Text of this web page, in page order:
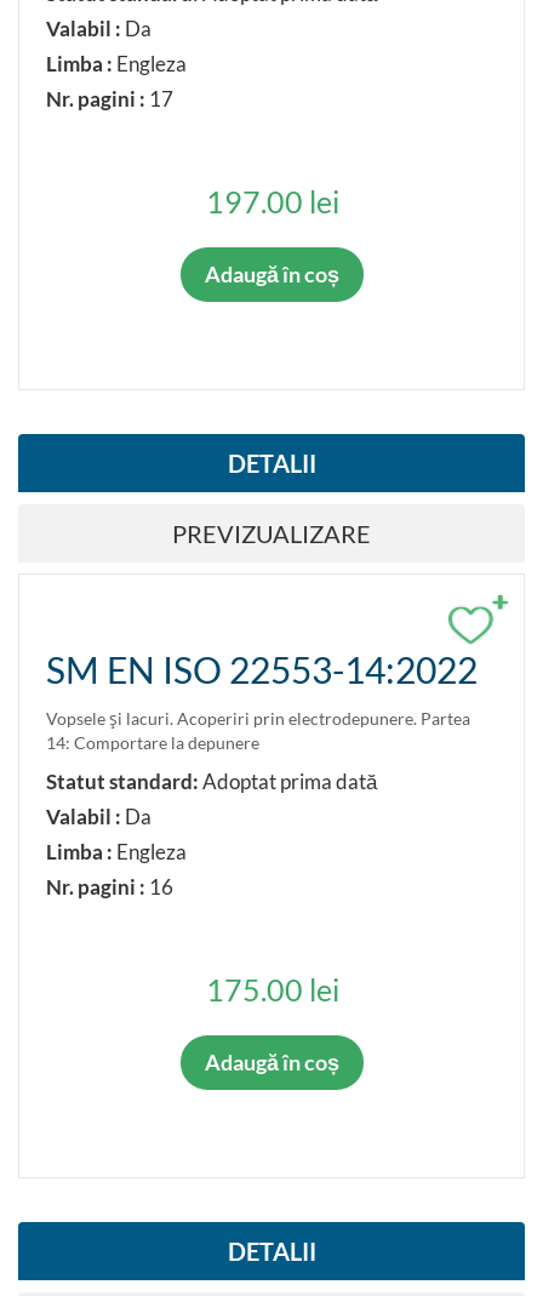
Valabil : Da
Limba : Engleza
Nr. pagini : 17
197.00 lei
Adaugă în coș
DETALII
PREVIZUALIZARE
+
SM EN ISO 22553-14:2022
Vopsele şi lacuri. Acoperiri prin electrodepunere. Partea
14: Comportare la depunere
Statut standard:Adoptat prima dată
Valabil : Da
Limba : Engleza
Nr. pagini : 16
175.00 lei
Adaugă în coș
DETALII